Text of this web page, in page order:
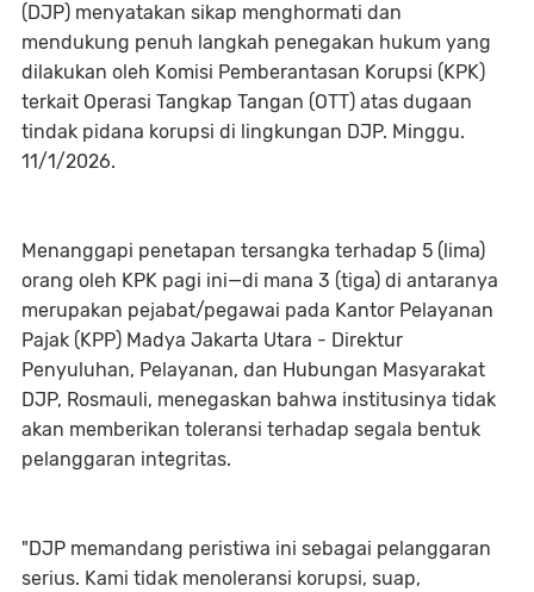
(DJP) menyatakan sikap menghormati dan
mendukung penuh langkah penegakan hukum yang
dilakukan oleh Komisi Pemberantasan Korupsi (KPK)
terkait Operasi Tangkap Tangan (OTT) atas dugaan
tindak pidana korupsi di lingkungan DJP. Minggu.
11/1/2026.
Menanggapi penetapan tersangka terhadap 5 (lima)
orang oleh KPK pagi ini—di mana 3 (tiga) di antaranya
merupakan pejabat/pegawai pada Kantor Pelayanan
Pajak (KPP) Madya Jakarta Utara - Direktur
Penyuluhan, Pelayanan, dan Hubungan Masyarakat
DJP, Rosmauli, menegaskan bahwa institusinya tidak
akan memberikan toleransi terhadap segala bentuk
pelanggaran integritas.
"DJP memandang peristiwa ini sebagai pelanggaran
serius. Kami tidak menoleransi korupsi, suap,